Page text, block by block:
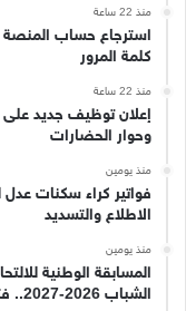
منذ 22 ساعة
استرجاع حساب المنصة
كلمة المرور
منذ 22 ساعة
إعلان توظيف جديد على
وحوار الحضارات
منذ يومين
الاطلاع والتسديد
منذ يومين
المسابقة الوطنية
الشباب 2026-2027.. فتح التسجيل ورزنامة المسابقة كاملة